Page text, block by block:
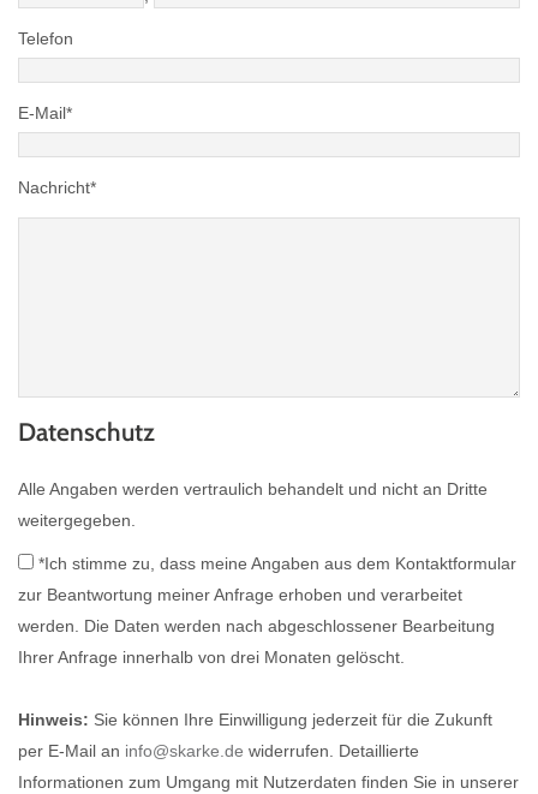
Telefon
E-Mail*
Nachricht*
Datenschutz
Alle Angaben werden vertraulich behandelt und nicht an Dritte
weitergegeben.
*Ich stimme zu, dass meine Angaben aus dem Kontaktformular
zur Beantwortung meiner Anfrage erhoben und verarbeitet
werden. Die Daten werden nach abgeschlossener Bearbeitung
Ihrer Anfrage innerhalb von drei Monaten gelöscht.
Hinweis: Sie können Ihre Einwilligung jederzeit für die Zukunft
per E-Mail an info@skarke.de widerrufen. Detaillierte
Informationen zum Umgang mit Nutzerdaten finden Sie in unserer